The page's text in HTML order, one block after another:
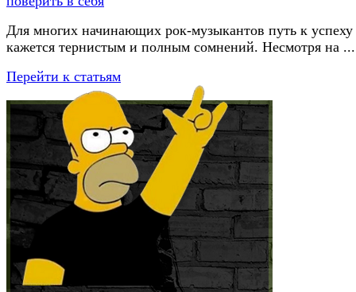
Для многих начинающих рок-музыкантов путь к успеху
кажется тернистым и полным сомнений. Несмотря на ...
Перейти к статьям